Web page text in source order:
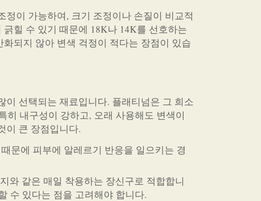
이 가능하여, 크기 조정이나 손질이 비교적
힐 수 있기 때문에 18K나 14K를 선호하는
되지 않아 변색 걱정이 적다는 장점이 있습
선택되는 재료입니다. 플래티넘은 그 희소
히 내구성이 강하고, 오래 사용해도 변색이
이 큰 장점입니다.
문에 피부에 알레르기 반응을 일으키는 경
와 같은 매일 착용하는 장신구로 적합합니
수 있다는 점을 고려해야 합니다.